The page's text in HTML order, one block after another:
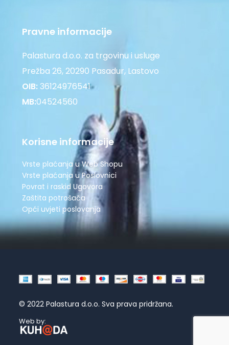
Pravne informacije
Palastura d.o.o. za trgovinu i usluge
Prežba 26, 20290 Pasadur, Lastovo
OIB:36124976541
MB:04524560
Korisne informacije
Vrste plaćanja u Web Shopu
Vrste plaćanja u Poslovnici
Povrat i raskid Ugovora
Zaštita potrošača
Opći uvjeti poslovanja
Web by:
© 2022 Palastura d.o.o. Sva prava pridržana.